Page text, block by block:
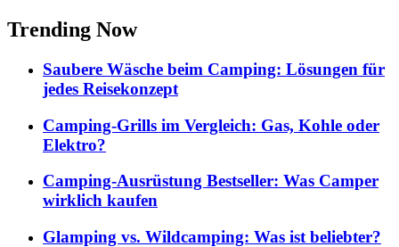
Trending Now
Saubere Wäsche beim Camping: Lösungen für
jedes Reisekonzept
Camping-Grills im Vergleich: Gas, Kohle oder
Elektro?
Camping-Ausrüstung Bestseller: Was Camper
wirklich kaufen
Glamping vs. Wildcamping: Was ist beliebter?